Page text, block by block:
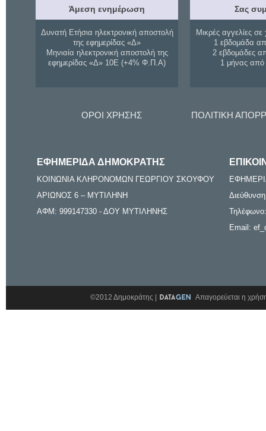
Άμεση ενημέρωση
Δυνατή Ετήσια ηλεκτρονική αποστολή
της εφημερίδας «Δ»
Μηνιαία ηλεκτρονική αποστολή της
εφημερίδας «Δ» 10Ε (+4% Φ.Π.Α)
Σας
Μικρές αγγελίες σε
1 εβδομάδα
2 εβδομάδες
1 μήνας
ΟΡΟΙ ΧΡΗΣΗΣ ΠΟΛΙΤΙΚΗ
ΕΦΗΜΕΡΙΔΑ ΔΗΜΟΚΡΑΤΗΣ
ΚΟΙΝΩΝΙΑ ΚΛΗΡΟΝΟΜΩΝ ΓΕΩΡΓΙΟΥ ΣΚΟΥΦΟΥ
ΑΡΙΩΝΟΣ 6 – ΜΥΤΙΛΗΝΗ
ΑΦΜ: 999147330 - ΔΟΥ ΜΥΤΙΛΗΝΗΣ
Email:
©2012 Δημοκράτης | Απαγορεύεται η